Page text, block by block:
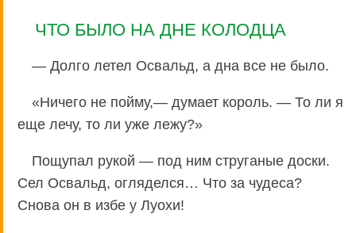
ЧТО БЫЛО НА ДНЕ КОЛОДЦА
— Долго летел Освальд, а дна все не было.
«Ничего не пойму,— думает король. — То ли я
еще лечу, то ли уже лежу?»
Пощупал рукой — под ним струганые доски.
Сел Освальд, огляделся… Что за чудеса?
Снова он в избе у Луохи!